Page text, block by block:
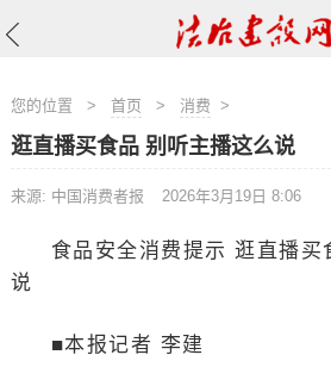
您的位置 > 首页 > 消费 >
逛直播买食品 别听主播这么说
来源: 中国消费者报 2026年3月19日 8:06
食品安全消费提示 逛直播买
说
■本报记者 李建